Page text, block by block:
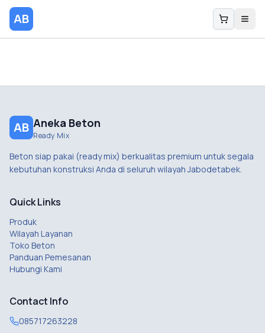
AB
AB Aneka Beton
Ready Mix
Beton siap pakai (ready mix) berkualitas premium untuk segala
kebutuhan konstruksi Anda di seluruh wilayah Jabodetabek.
Quick Links
Produk
Wilayah Layanan
Toko Beton
Panduan Pemesanan
Hubungi Kami
Contact Info
085717263228